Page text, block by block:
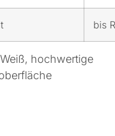
bis
hochwertige